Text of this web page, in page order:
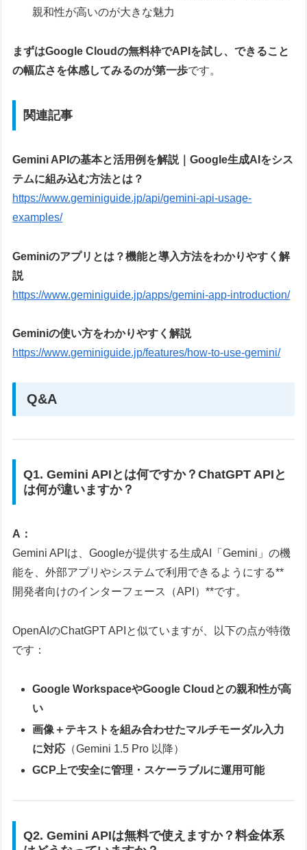
親和性が高いのが大きな魅力
まずはGoogle Cloudの無料枠でAPIを試し、できること
の幅広さを体感してみるのが第一歩です。
関連記事
Gemini APIの基本と活用例を解説｜Google生成AIをシス
テムに組み込む方法とは？
https://www.geminiguide.jp/api/gemini-api-usage-
examples/
Geminiのアプリとは？機能と導入方法をわかりやすく解
説
https://www.geminiguide.jp/apps/gemini-app-introduction/
Geminiの使い方をわかりやすく解説
https://www.geminiguide.jp/features/how-to-use-gemini/
Q&A
Q1. Gemini APIとは何ですか？ChatGPT APIと
は何が違いますか？
A：
Gemini APIは、Googleが提供する生成AI「Gemini」の機
能を、外部アプリやシステムで利用できるようにする**
開発者向けのインターフェース（API）**です。
OpenAIのChatGPT APIと似ていますが、以下の点が特徴
です：
Google WorkspaceやGoogle Cloudとの親和性が高
い
画像＋テキストを組み合わせたマルチモーダル入力
に対応 （Gemini 1.5 Pro 以降）
GCP上で安全に管理・スケーラブルに運用可能
Q2. Gemini APIは無料で使えますか？料金体系